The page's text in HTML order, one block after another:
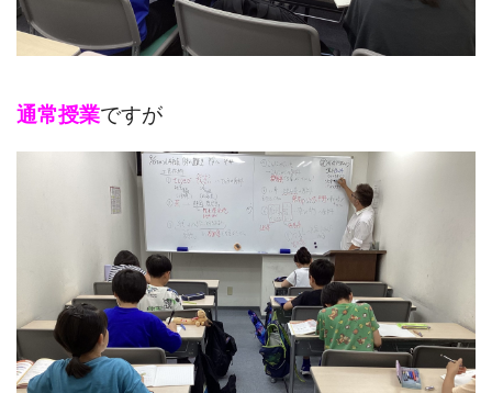
通常授業ですが